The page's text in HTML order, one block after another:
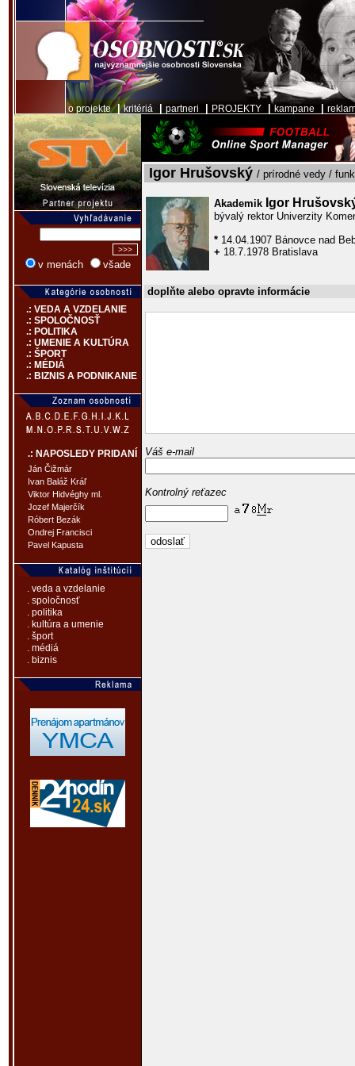
o projekte|kritériá partneri PROJEKTY kampane
v menách všade
.: VEDA A VZDELANIE
.: SPOLOČNOSŤ
.: POLITIKA
.: UMENIE A KULTÚRA
.: ŠPORT
.: MÉDIÁ
.: BIZNIS A PODNIKANIE
.: NAPOSLEDY PRIDANÍ
Ján Čižmár
Ivan Baláž Kráľ
Viktor Hidvéghy ml.
Jozef Majerčík
Róbert Bezák
Ondrej Francisci
Pavel Kapusta
. veda a vzdelanie
. spoločnosť
. politika
. kultúra a umenie
. šport
. médiá
. biznis
Igor Hrušovský / prírodné vedy /
Akademik Igor
bývalý rektor Univerzity
* 14.04.1907 Bánovce nad
+ 18.7.1978 Bratislava
doplňte alebo opravte informácie
Váš e-mail
Kontrolný reťazec